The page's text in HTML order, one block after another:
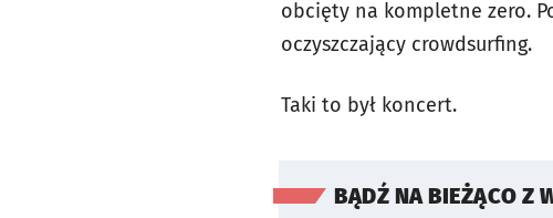
obcięty na kompletne zero.
oczyszczający crowdsurfing.
Taki to był koncert.
BĄDŹ NA BIEŻĄCO Z